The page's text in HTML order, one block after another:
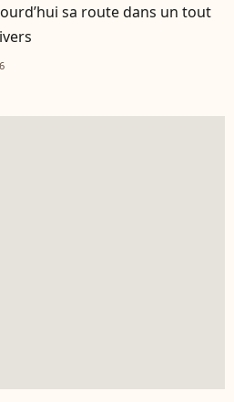
sa route dans un tout